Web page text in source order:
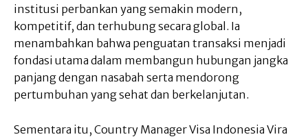
institusi perbankan yang semakin modern,
kompetitif, dan terhubung secara global. Ia
menambahkan bahwa penguatan transaksi menjadi
fondasi utama dalam membangun hubungan jangka
panjang dengan nasabah serta mendorong
pertumbuhan yang sehat dan berkelanjutan.
Sementara itu, Country Manager Visa Indonesia Vira